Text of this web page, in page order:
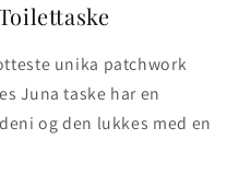
unika patchwork
Juna taske har en
og den lukkes med en